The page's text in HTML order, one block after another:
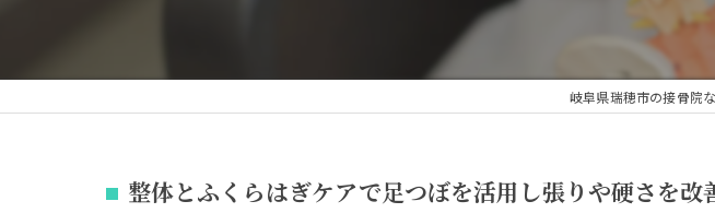
岐阜県瑞穂市の接骨院
整体とふくらはぎケアで足つぼを活用し張りや硬さを改